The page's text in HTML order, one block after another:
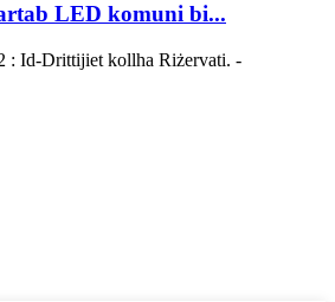
LED komuni bi...
: Id-Drittijiet kollha Riżervati. -